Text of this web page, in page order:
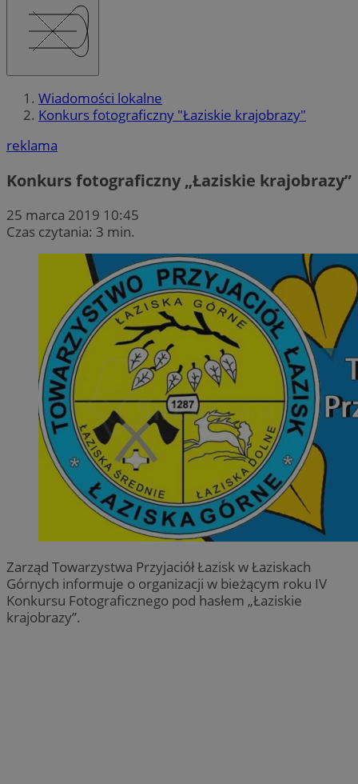
Wiadomości lokalne
Konkurs fotograficzny "Łaziskie krajobrazy"
reklama
Konkurs fotograficzny „Łaziskie krajobrazy”
25 marca 2019 10:45
Czas czytania: 3 min.
Zarząd Towarzystwa Przyjaciół Łazisk w Łaziskach
Górnych informuje o organizacji w bieżącym roku IV
Konkursu Fotograficznego pod hasłem „Łaziskie
krajobrazy”.